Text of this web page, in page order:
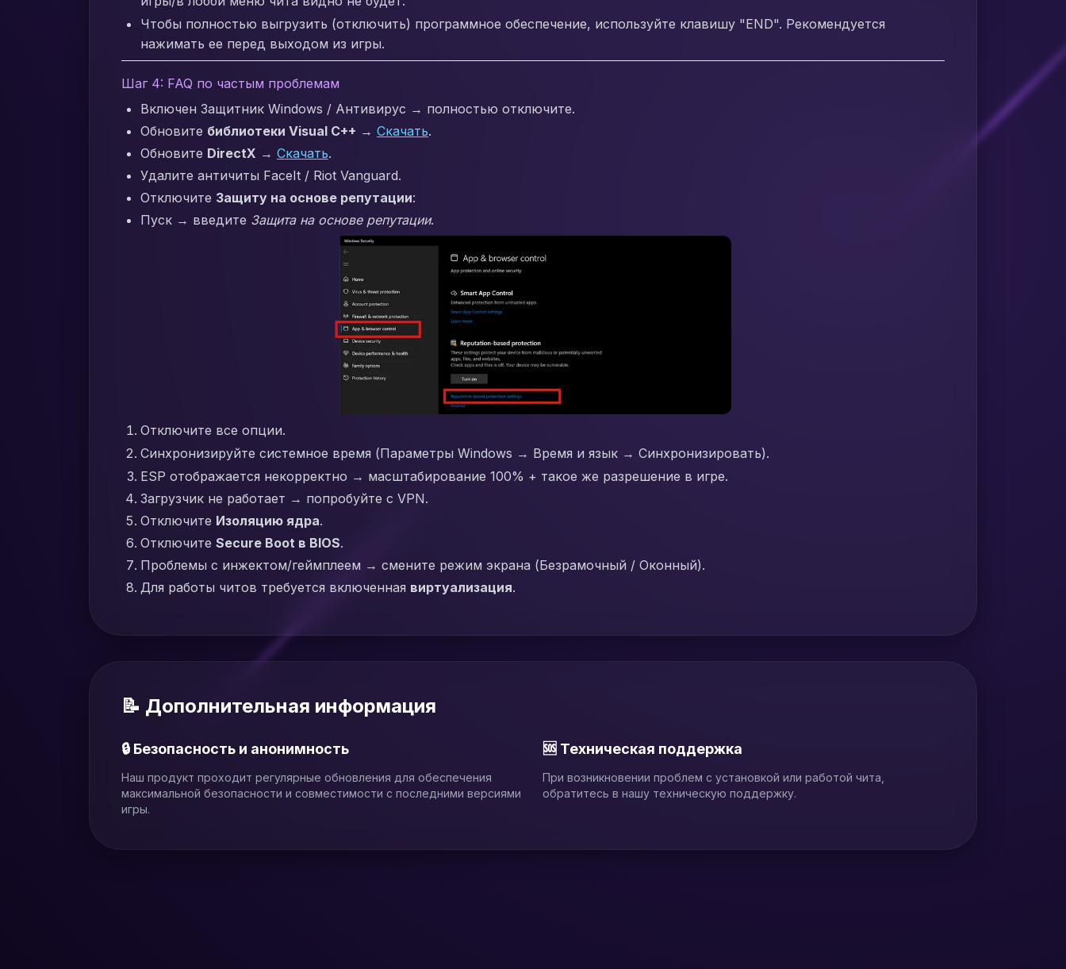
Чтобы полностью выгрузить (отключить) программное обеспечение, используйте клавишу "END". Рекомендуется
нажимать ее перед выходом из игры.
Шаг 4: FAQ по частым проблемам
Включен Защитник Windows / Антивирус → полностью отключите.
Обновите библиотеки Visual C++ → Скачать.
Обновите DirectX → Скачать.
Удалите античиты FaceIt / Riot Vanguard.
Отключите Защиту на основе репутации:
Пуск → введите Защита на основе репутации.
Отключите все опции.
Синхронизируйте системное время (Параметры Windows → Время и язык → Синхронизировать).
ESP отображается некорректно → масштабирование 100% + такое же разрешение в игре.
Загрузчик не работает → попробуйте с VPN.
Отключите Изоляцию ядра.
Отключите Secure Boot в BIOS.
Проблемы с инжектом/геймплеем → смените режим экрана (Безрамочный / Оконный).
Для работы читов требуется включенная виртуализация.
📝 Дополнительная информация
🔒 Безопасность и анонимность
Наш продукт проходит регулярные обновления для обеспечения
максимальной безопасности и совместимости с последними версиями
игры.
🆘 Техническая поддержка
При возникновении проблем с установкой или работой чита,
обратитесь в нашу техническую поддержку.